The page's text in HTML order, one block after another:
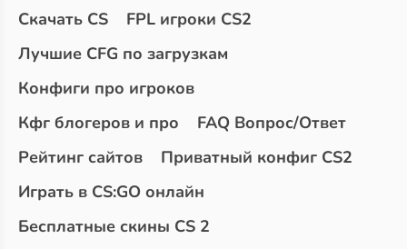
Скачать CS
FPL игроки CS2
Лучшие CFG по загрузкам
Конфиги про игроков
Кфг блогеров и про
FAQ Вопрос/Ответ
Рейтинг сайтов
Приватный конфиг CS2
Играть в CS:GO онлайн
Бесплатные скины CS 2